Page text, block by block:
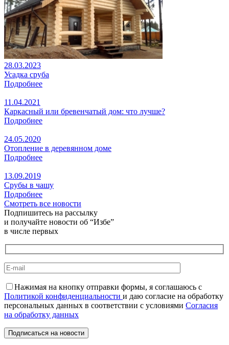
28.03.2023
Усадка сруба
Подробнее
11.04.2021
Каркасный или бревенчатый дом: что лучше?
Подробнее
24.05.2020
Отопление в деревянном доме
Подробнее
13.09.2019
Срубы в чашу
Подробнее
Смотреть все новости
Подпишитесь на рассылку
и получайте новости об “Избе”
в числе первых
Нажимая на кнопку отправки формы, я соглашаюсь с
Политикой конфиденциальности и даю согласие на обработку
персональных данных в соответствии с условиями Согласия
на обработку данных